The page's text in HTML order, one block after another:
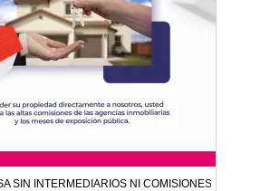
SIN INTERMEDIARIOS NI COMISIONES DE